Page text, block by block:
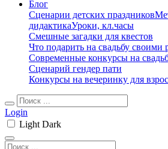
Блог
Сценарии детских праздников
дидактикаУроки, кл.часы
Смешные загадки для квестов
Что подарить на свадьбу своими
Современные конкурсы на
Сценарий гендер пати
Конкурсы на вечеринку для
Login
Light Dark